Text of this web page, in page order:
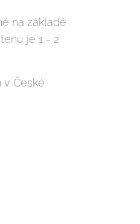
na základě
je 1 - 2
České